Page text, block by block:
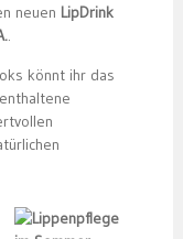
neuen LipDrink
.
könnt ihr das